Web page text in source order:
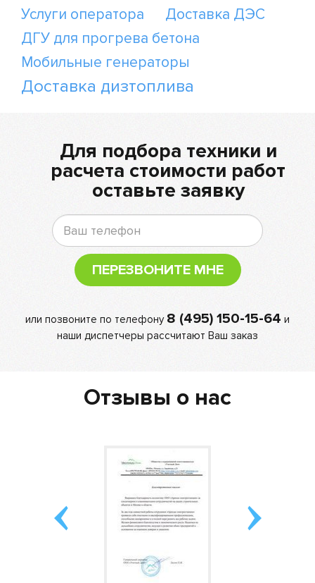
Услуги оператора
Доставка ДЭС
ДГУ для прогрева бетона
Мобильные генераторы
Доставка дизтоплива
Для подбора техники и
расчета стоимости работ
оставьте заявку
ПЕРЕЗВОНИТЕ МНЕ
или позвоните по телефону 8 (495) 150-15-64 и
наши диспетчеры рассчитают Ваш заказ
Отзывы о нас